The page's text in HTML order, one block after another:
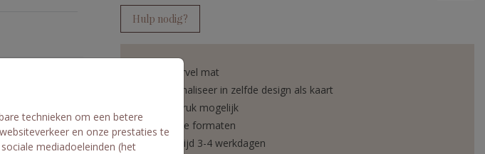
technieken om een betere
en onze prestaties te
mediadoeleinden (het
Hulp nodig?
Stickervel mat
Personaliseer in zelfde design als kaart
Foliedruk mogelijk
Diverse formaten
Levertijd 3-4 werkdagen